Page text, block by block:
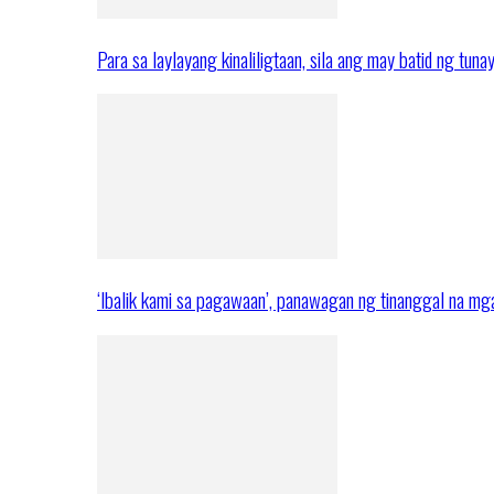
Para sa laylayang kinaliligtaan, sila ang may batid ng
‘Ibalik kami sa pagawaan’, panawagan ng tinanggal na